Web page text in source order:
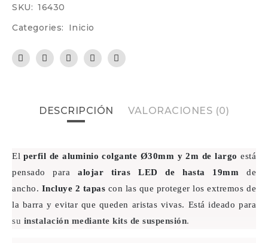
SKU: 16430
Categories:
Inicio
DESCRIPCIÓN VALORACIONES (0)
Elperfil de aluminio colgante Ø30mm y 2m de largo está
pensado para alojar tiras LED de hasta 19mm de
ancho. Incluye 2 tapas con las que proteger los extremos de
la barra y evitar que queden aristas vivas. Está ideado para
su instalación mediante kits de suspensión.